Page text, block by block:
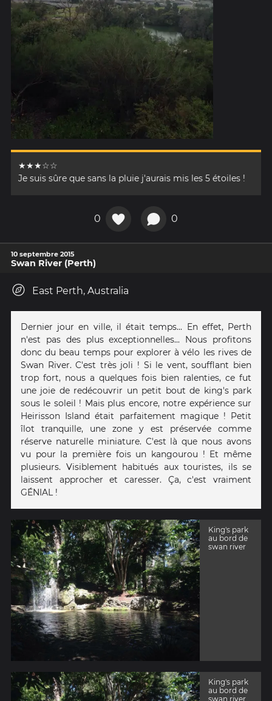
★★★☆☆
Je suis sûre que sans la pluie j'aurais mis les 5 étoiles !
0 0
10 septembre 2015
Swan River (Perth)
East Perth, Australia
Dernier jour en ville, il était temps... En effet, Perth
n'est pas des plus exceptionnelles... Nous profitons
donc du beau temps pour explorer à vélo les rives de
Swan River. C'est très joli ! Si le vent, soufflant bien
trop fort, nous a quelques fois bien ralenties, ce fut
une joie de redécouvrir un petit bout de king's park
sous le soleil ! Mais plus encore, notre expérience sur
Heirisson Island était parfaitement magique ! Petit
îlot tranquille, une zone y est préservée comme
réserve naturelle miniature. C'est là que nous avons
vu pour la première fois un kangourou ! Et même
plusieurs. Visiblement habitués aux touristes, ils se
laissent approcher et caresser. Ça, c'est vraiment
GÉNIAL !
King's park
au bord de
swan river
King's park
au bord de
swan river